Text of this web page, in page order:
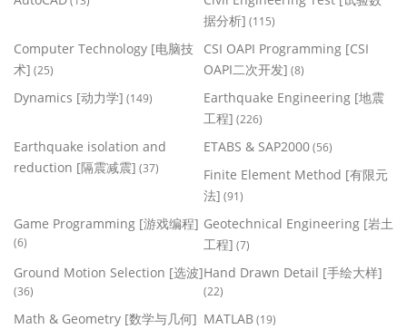
据分析] (115)
Computer Technology [电脑技
术] (25)
CSI OAPI Programming [CSI
OAPI二次开发] (8)
Dynamics [动力学] (149)
Earthquake Engineering [地震
工程] (226)
Earthquake isolation and
reduction [隔震减震] (37)
ETABS & SAP2000(56)
Finite Element Method [有限元
法] (91)
Game Programming [游戏编程]
(6)
Geotechnical Engineering [岩土
工程] (7)
Ground Motion Selection [选波]
(36)
Hand Drawn Detail [手绘大样]
(22)
Math & Geometry [数学与几何] MATLAB(19)